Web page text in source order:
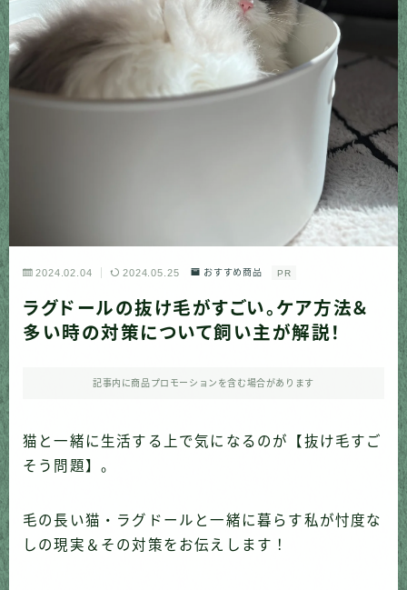
2024.02.04 2024.05.25 おすすめ商品 PR
ラグドールの抜け毛がすごい。ケア方法＆
多い時の対策について飼い主が解説！
記事内に商品プロモーションを含む場合があります
猫と一緒に生活する上で気になるのが【抜け毛すご
そう問題】。
毛の長い猫・ラグドールと一緒に暮らす私が忖度な
しの現実＆その対策をお伝えします！